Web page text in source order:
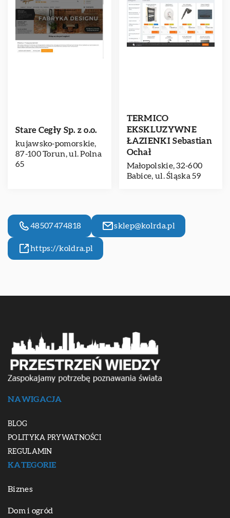
Stare Cegły Sp. z o.o.
kujawsko-pomorskie,
87-100 Torun, ul. Polna
65
TERMICO
EKSKLUZYWNE
ŁAZIENKI Sebastian
Ochał
Małopolskie, 32-600
Babice, ul. Śląska 59
48507474818 sklep@kolrda.pl
https://koldra.pl
NAWIGACJA
BLOG
POLITYKA PRYWATNOŚCI
REGULAMIN
KATEGORIE
Biznes
Dom i ogród